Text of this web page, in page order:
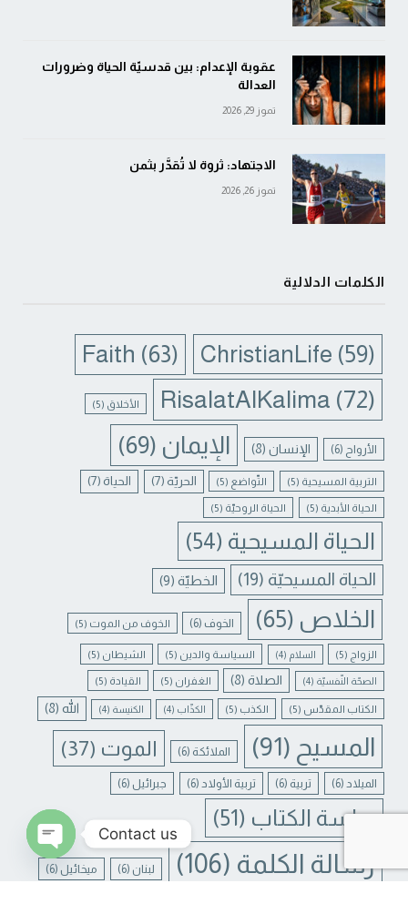
عقوبة الإعدام: بين قدسيّة الحياة وضرورات
العدالة
تموز 29, 2026
الاجتهاد: ثروة لا تُقدَّر بثمن
تموز 26, 2026
الكلمات الدلالية
ChristianLife (59)
Faith (63)
RisalatAlKalima (72) الأخلاق (5)
الأرواح (6) الإنسان(8) الإيمان (69)
التربية المسيحية (5) التّواضع (5) الحريّة (7) الحياة (7)
الحياة الأبدية (5) الحياة الروحيّة (5)
الحياة المسيحية (54)
الحياة المسيحيّة (19) الخطيّة (9)
الخلاص (65) الخوف (6) الخوف من الموت (5)
الزواج (5) السلام (4) السياسة والدين (5) الشيطان (5)
الصحّة النّفسيّة (4) الصلاة(8) الغفران (5) القيادة (5)
الكتاب المقدّس (5) الكذب (5) الكذّاب (4) الكنيسة (4) الله (8)
المسيح (91) الملائكة (6) الموت (37)
الميلاد (6) تربية (6) تربية الأولاد (6) جبرائيل (6)
دراسة الكتاب (51)
رسالة الكلمة (106) لبنان (6) ميخائيل (6)
Contact us
CHATY